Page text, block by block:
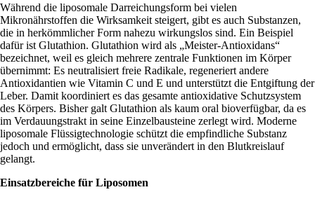
Während die liposomale Darreichungsform bei vielen
Mikronährstoffen die Wirksamkeit steigert, gibt es auch Substanzen,
die in herkömmlicher Form nahezu wirkungslos sind. Ein Beispiel
dafür ist Glutathion. Glutathion wird als „Meister-Antioxidans“
bezeichnet, weil es gleich mehrere zentrale Funktionen im Körper
übernimmt: Es neutralisiert freie Radikale, regeneriert andere
Antioxidantien wie Vitamin C und E und unterstützt die Entgiftung der
Leber. Damit koordiniert es das gesamte antioxidative Schutzsystem
des Körpers. Bisher galt Glutathion als kaum oral bioverfügbar, da es
im Verdauungstrakt in seine Einzelbausteine zerlegt wird. Moderne
liposomale Flüssigtechnologie schützt die empfindliche Substanz
jedoch und ermöglicht, dass sie unverändert in den Blutkreislauf
gelangt.
Einsatzbereiche für Liposomen